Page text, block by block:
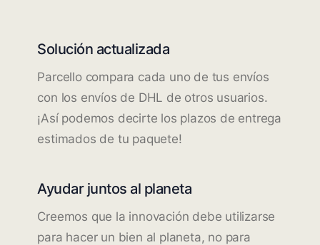
Solución actualizada
Parcello compara cada uno de tus envíos
con los envíos de DHL de otros usuarios.
¡Así podemos decirte los plazos de entrega
estimados de tu paquete!
Ayudar juntos al planeta
Creemos que la innovación debe utilizarse
para hacer un bien al planeta, no para